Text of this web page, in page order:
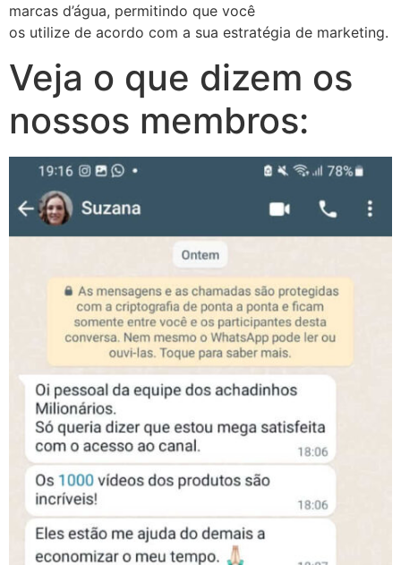
marcas d’água, permitindo que você
os utilize de acordo com a sua estratégia de marketing.
Veja o que dizem os
nossos membros: